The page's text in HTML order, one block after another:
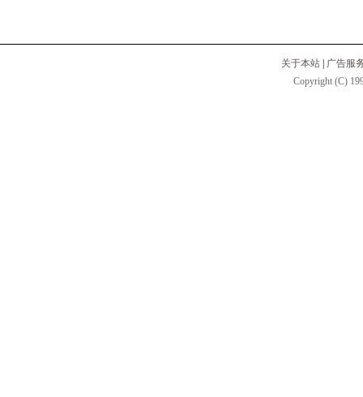
关于本站
广告服
Copyright (C)